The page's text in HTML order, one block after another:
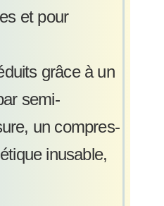
et pour
grâce à un
semi-
un compres-
inusable,